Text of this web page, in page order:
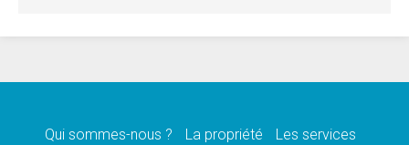
décès du cardinal Júlio Langa
Qui sommes-nous ? La propriété Les services